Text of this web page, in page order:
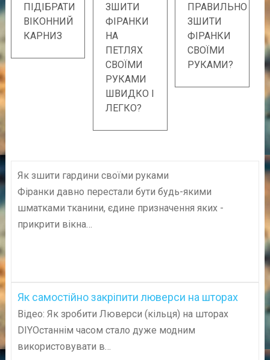
ПІДІБРАТИ
ВІКОННИЙ
КАРНИЗ
ЗШИТИ
ФІРАНКИ
НА
ПЕТЛЯХ
СВОЇМИ
РУКАМИ
ШВИДКО І
ЛЕГКО?
ПРАВИЛЬНО
ЗШИТИ
ФІРАНКИ
СВОЇМИ
РУКАМИ?
Як зшити гардини своїми руками
Фіранки давно перестали бути будь-якими
шматками тканини, єдине призначення яких -
прикрити вікна…
Як самостійно закріпити люверси на шторах
Відео: Як зробити Люверси (кільця) на шторах
DIYОстаннім часом стало дуже модним
використовувати в…